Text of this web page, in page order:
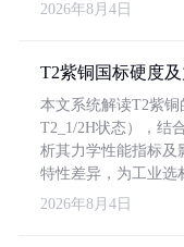
2026年8月4日
T2紫铜国标硬度
本文系统解读T2紫
T2_1/2H状态），结
析其力学性能指标及
特性差异，为工业选
2026年8月4日